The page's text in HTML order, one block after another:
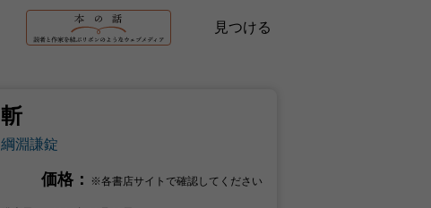
見つける
斬
綱淵謙錠
価格： ※各書店サイトで確認してください